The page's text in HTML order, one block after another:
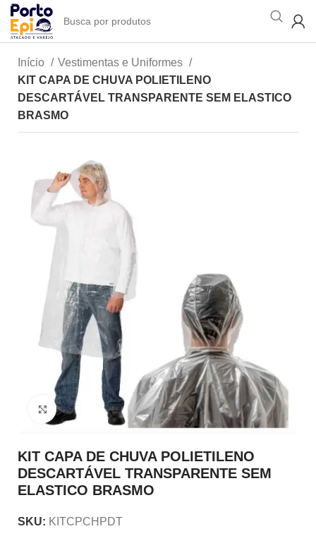
Início
Vestimentas e Uniformes
KIT CAPA DE CHUVA POLIETILENO
DESCARTÁVEL TRANSPARENTE SEM ELASTICO
BRASMO
Clique para ampliar
KIT CAPA DE CHUVA POLIETILENO
DESCARTÁVEL TRANSPARENTE SEM
ELASTICO BRASMO
SKU: KITCPCHPDT